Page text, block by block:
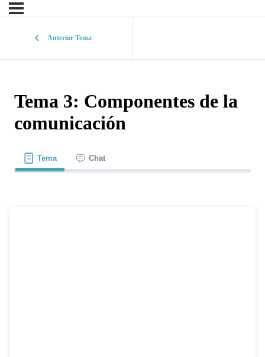
Anterior Tema
Tema 3: Componentes de la
comunicación
Tema Chat